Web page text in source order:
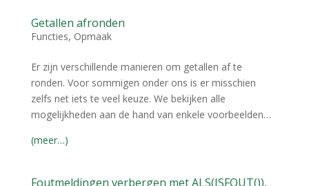
Getallen afronden
Functies, Opmaak
Er zijn verschillende manieren om getallen af te
ronden. Voor sommigen onder ons is er misschien
zelfs net iets te veel keuze. We bekijken alle
mogelijkheden aan de hand van enkele voorbeelden…
(meer…)
Foutmeldingen verbergen met ALS(ISFOUT()),